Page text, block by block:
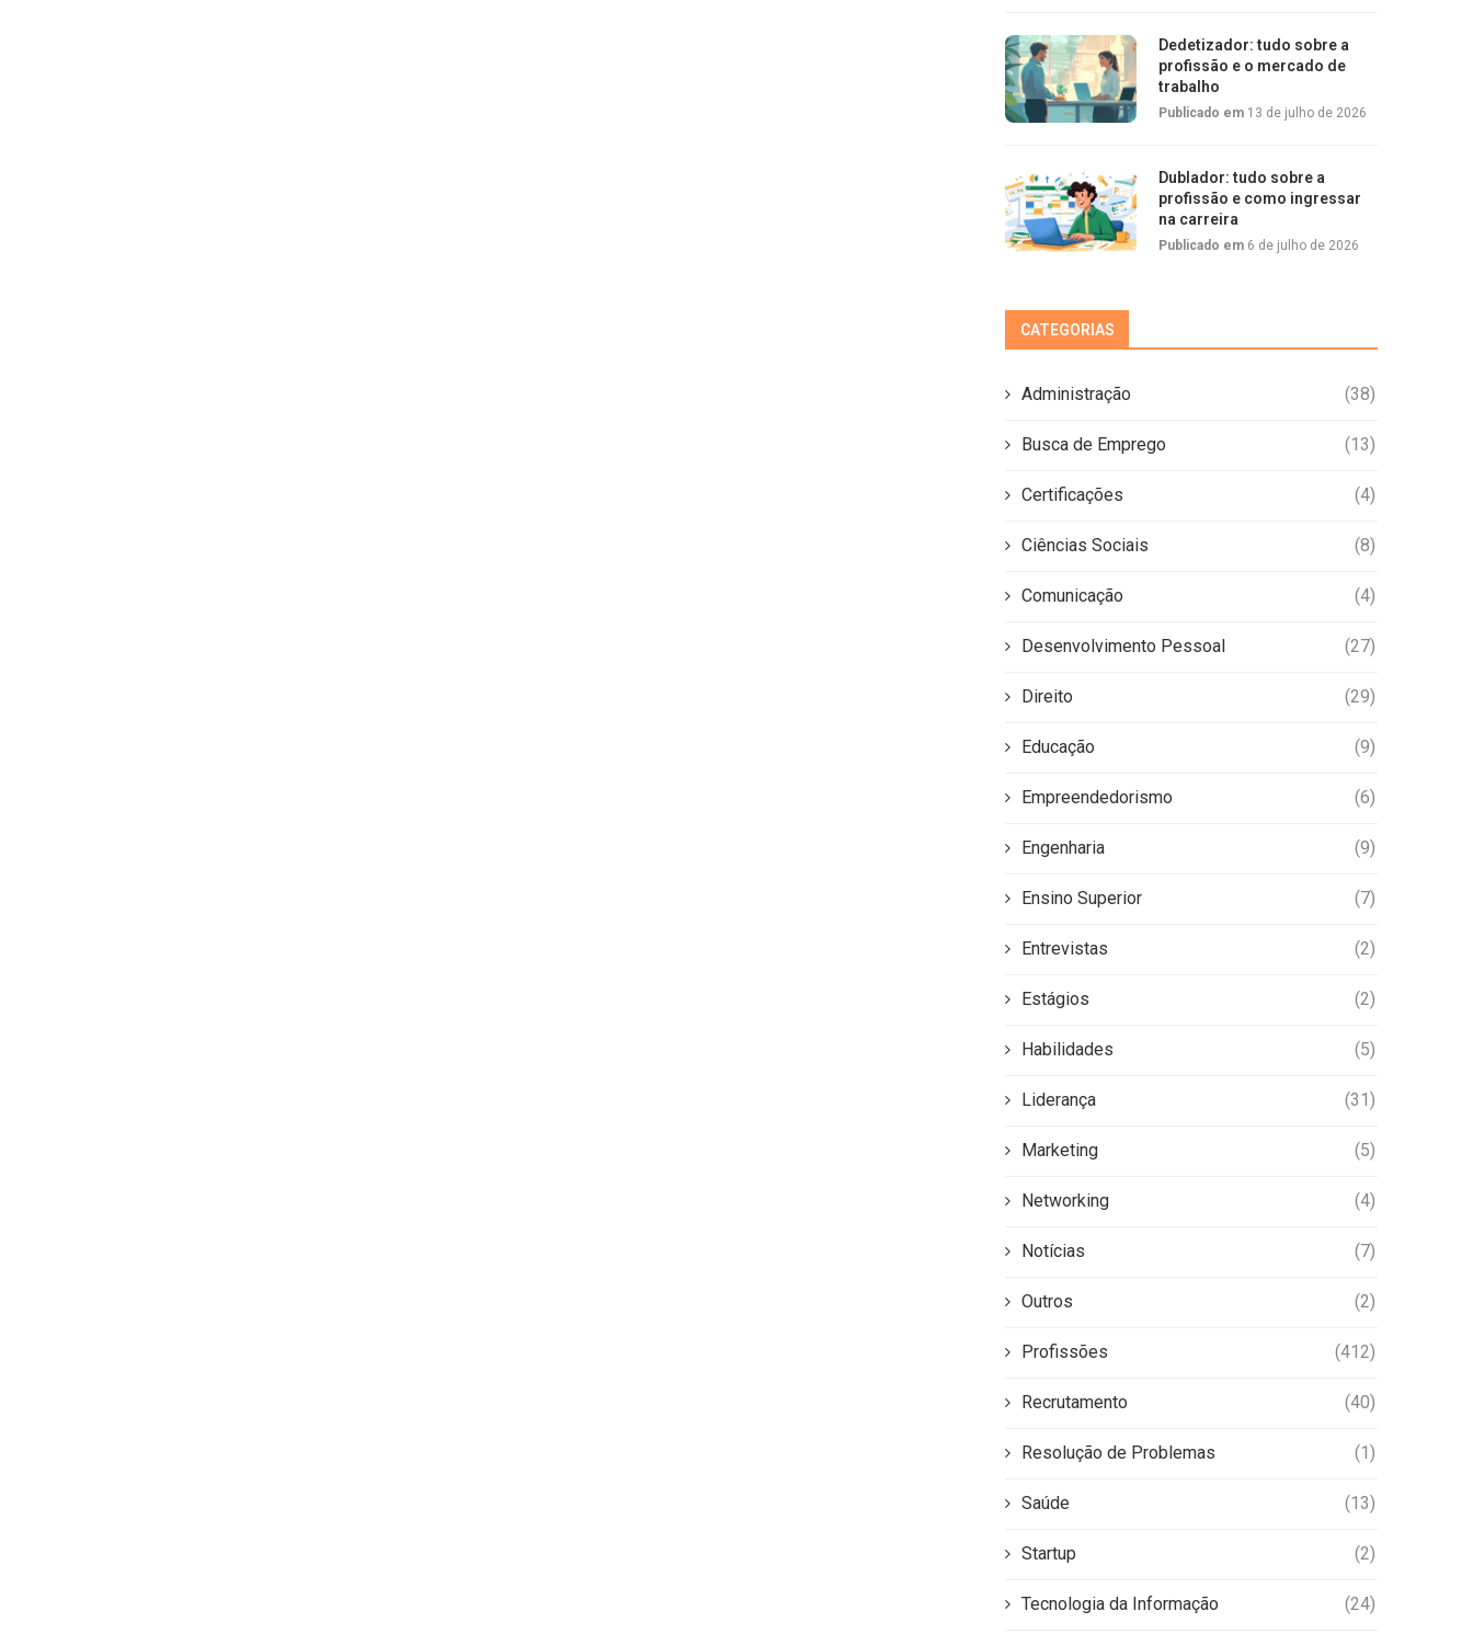
Dedetizador: tudo sobre a
profissão e o mercado de
trabalho
Publicado em 13 de julho de 2026
Dublador: tudo sobre a
profissão e como ingressar
na carreira
Publicado em 6 de julho de 2026
CATEGORIAS
Administração (38)
Busca de Emprego (13)
Certificações (4)
Ciências Sociais (8)
Comunicação (4)
Desenvolvimento Pessoal (27)
Direito (29)
Educação (9)
Empreendedorismo (6)
Engenharia (9)
Ensino Superior (7)
Entrevistas (2)
Estágios (2)
Habilidades (5)
Liderança (31)
Marketing (5)
Networking (4)
Notícias (7)
Outros (2)
Profissões (412)
Recrutamento (40)
Resolução de Problemas (1)
Saúde (13)
Startup (2)
Tecnologia da Informação (24)